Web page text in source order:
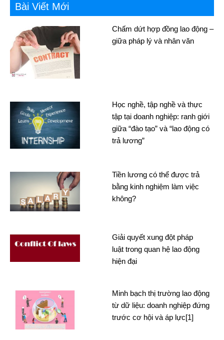
Bài Viết Mới
Chấm dứt hợp đồng lao động –
giữa pháp lý và nhân văn
Học nghề, tập nghề và thực
tập tại doanh nghiệp: ranh giới
giữa “đào tạo” và “lao động có
trả lương”
Tiền lương có thể được trả
bằng kinh nghiệm làm việc
không?
Giải quyết xung đột pháp
luật trong quan hệ lao động
hiện đại
Minh bạch thị trường lao động
từ dữ liệu: doanh nghiệp đứng
trước cơ hội và áp lực[1]